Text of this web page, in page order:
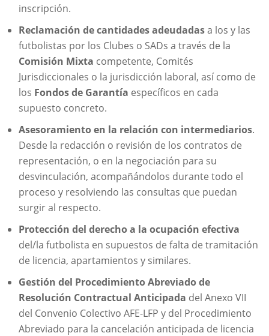
inscripción.
Reclamación de cantidades adeudadasa los y las
futbolistas por los Clubes o SADs a través de la
Comisión Mixta competente, Comités
Jurisdiccionales o la jurisdicción laboral, así como de
los Fondos de Garantía específicos en cada
supuesto concreto.
Asesoramiento en la relación con intermediarios.
Desde la redacción o revisión de los contratos de
representación, o en la negociación para su
desvinculación, acompañándolos durante todo el
proceso y resolviendo las consultas que puedan
surgir al respecto.
Protección del derecho a la ocupación efectiva
del/la futbolista en supuestos de falta de tramitación
de licencia, apartamientos y similares.
Gestión del Procedimiento Abreviado de
Resolución Contractual Anticipada del Anexo VII
del Convenio Colectivo AFE-LFP y del Procedimiento
Abreviado para la cancelación anticipada de licencia